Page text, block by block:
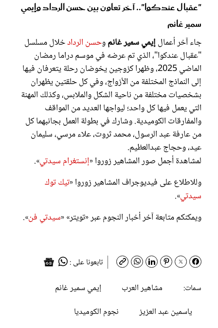
"عقبال عندكوا".. آخر تعاون بين حسن الرداد وإيمي
سمير غانم
جاء آخر أعمالإيمي سمير غانموحسن الردادخلال مسلسل
"عقبال عندكوا"، الذي تم عرضه في موسم دراما رمضان
الماضي 2025، وظهرا كزوجين يخوضان رحلة يتعرفان فيها
إلى النماذج المختلفة من الأزواج، وفي كل حلقتين يظهران
بشخصيات مختلفة من ناحية الشكل والملابس، وكذلك المهنة
التي يعمل فيها كل واحد؛ ليواجها العديد من المواقف
والمفارقات الكوميدية. وشارك في بطولة العمل بجانبهما كل
من عارفة عبد الرسول، محمد ثروت، علاء مرسي، سليمان
عيد، وحجاج عبدالعظيم.
لمشاهدة أجمل صور المشاهير زوروا «إنستغرام سيدتي».
وللاطلاع على فيديوجراف المشاهير زوروا «تيك توك
سيدتي».
ويمكنكم متابعة آخر أخبار النجوم عبر «تويتر» «سيدتي فن».
تابعونا على :
سمات:
مشاهير العرب
إيمي سمير غانم
ياسمين عبد العزيز
نجوم الكوميديا